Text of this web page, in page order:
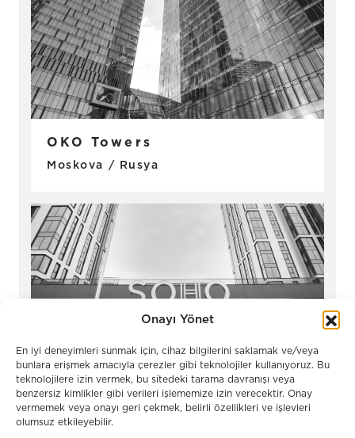
Onayı Yönet
En iyi deneyimleri sunmak için, cihaz bilgilerini saklamak ve/veya
bunlara erişmek amacıyla çerezler gibi teknolojiler kullanıyoruz. Bu
teknolojilere izin vermek, bu sitedeki tarama davranışı veya
benzersiz kimlikler gibi verileri işlememize izin verecektir. Onay
vermemek veya onayı geri çekmek, belirli özellikleri ve işlevleri
olumsuz etkileyebilir.
OKO Towers
Moskova / Rusya
Soho-Noho
Moskova / Rusya